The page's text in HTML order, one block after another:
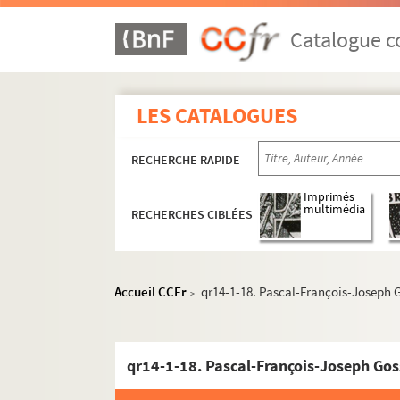
Catalogue
LES CATALOGUES
RECHERCHE RAPIDE
RECHERCHES CIBLÉES
Imprimés
multimédia
Accueil CCFr > qr14-1-18. Pascal-François-Joseph
qr14-1-18. Pascal-François-Joseph
qr3. Documents anciens : villes par
qr6. Brochures et prospectus
qr7. Documents recueillis par M. Martin
qr8. I à IX - Mémoires imprimées
qr9. Documents divers
qr11. Factum issus du Don rombaut
qr4. Documents anciens : Arrondissement
qr5. Documentation pour travaux à publier
qr14-1. Écrits de Quarré-Reybourbon
qr14-1-1. Une monnaie frappée à Lille,